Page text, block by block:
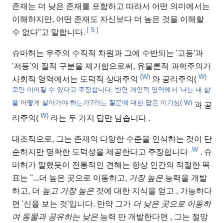
존재는 더 낮은 존재를 포함하고 따라서 어떤 의미에서는
이해하지만, 어떤 존재도 자신보다 더 높은 것을 이해할
수 없다"고 말합니다. [ 5 ]
슈마허는 우주의 수직적 차원과 그에 수반되는 '고등'과
'저등'의 질적 구분을 제거함으로써, 유물론적 과학주의가
사회적 영역에서는 도덕적 상대주의 (W) 와 공리주의( W)
로만 이어질 수 있다고 주장합니다. 반면 개인적 영역에서 '나는 내 삶
을 어떻게 살아가야 하는가?'라는 질문에 대한 답은 이기심( W) 과 공
리주의( W) 라는 두 가지 답만 남습니다 .
대조적으로, 그는 존재의 다양한 수준을 인식하는 것이 단
순하지만 명확한 도덕성을 제공한다고 주장합니다 .W . 슈
마허가 말했듯이 전통적인 견해는 항상 인간의 적절한 목
표는 "...더 높은 곳으로 이동하고, 가장 높은 능력을 개발
하고, 더 높고 가장 높은 것에 대한 지식을 얻고 , 가능하다
면 '신을 보는 것'입니다. 만약 그가 더 낮은 곳으로 이동하
여 동물과 공유하는 낮은 능력 만 개발한다면 , 그는 절망